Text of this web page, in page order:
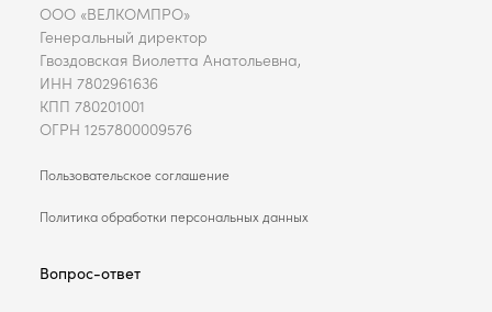
ООО «ВЕЛКОМПРО»
Генеральный директор
Гвоздовская Виолетта Анатольевна,
ИНН 7802961636
КПП 780201001
ОГРН 1257800009576
Пользовательское соглашение
Политика обработки персональных данных
Вопрос-ответ